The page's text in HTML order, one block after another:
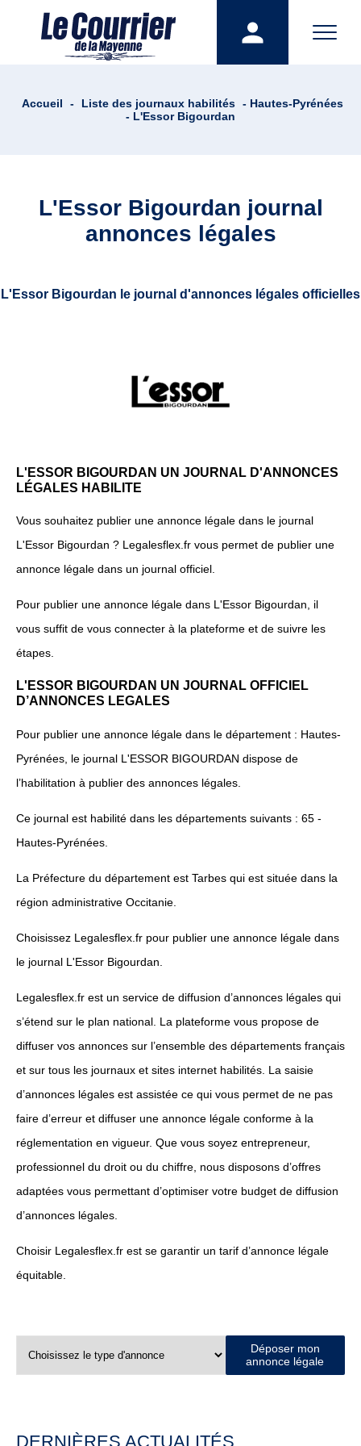
Accueil - Liste des journaux habilités - Hautes-Pyrénées
- L'Essor Bigourdan
L'Essor Bigourdan journal
annonces légales
L'Essor Bigourdan le journal d'annonces légales officielles
L'ESSOR BIGOURDAN UN JOURNAL D'ANNONCES
LÉGALES HABILITE
Vous souhaitez publier une annonce légale dans le journal
L'Essor Bigourdan ? Legalesflex.fr vous permet de publier une
annonce légale dans un journal officiel.
Pour publier une annonce légale dans L'Essor Bigourdan, il
vous suffit de vous connecter à la plateforme et de suivre les
étapes.
L'ESSOR BIGOURDAN UN JOURNAL OFFICIEL
D’ANNONCES LEGALES
Pour publier une annonce légale dans le département : Hautes-
Pyrénées, le journal L'ESSOR BIGOURDAN dispose de
l’habilitation à publier des annonces légales.
Ce journal est habilité dans les départements suivants : 65 -
Hautes-Pyrénées.
La Préfecture du département est Tarbes qui est située dans la
région administrative Occitanie.
Choisissez Legalesflex.fr pour publier une annonce légale dans
le journal L'Essor Bigourdan.
Legalesflex.fr est un service de diffusion d’annonces légales qui
s’étend sur le plan national. La plateforme vous propose de
diffuser vos annonces sur l’ensemble des départements français
et sur tous les journaux et sites internet habilités. La saisie
d’annonces légales est assistée ce qui vous permet de ne pas
faire d’erreur et diffuser une annonce légale conforme à la
réglementation en vigueur. Que vous soyez entrepreneur,
professionnel du droit ou du chiffre, nous disposons d’offres
adaptées vous permettant d’optimiser votre budget de diffusion
d’annonces légales.
Choisir Legalesflex.fr est se garantir un tarif d’annonce légale
équitable.
Déposer mon
annonce légale
DERNIÈRES ACTUALITÉS